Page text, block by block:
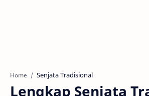
Home Senjata Tradisional
Lengkap Senjata